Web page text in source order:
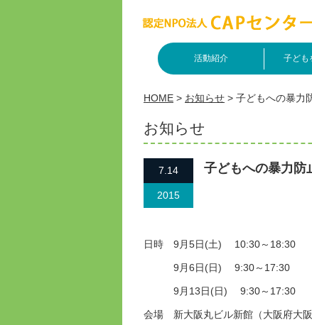
活動紹介 子ども
HOME > お知らせ > 子どもへの暴力
お知らせ
7.14
2015
子どもへの暴力
日時 9月5日(土) 10:30～18:30
9月6日(日) 9:30～17:30
9月13日(日) 9:30～17:30
会場 新大阪丸ビル新館（大阪府大阪